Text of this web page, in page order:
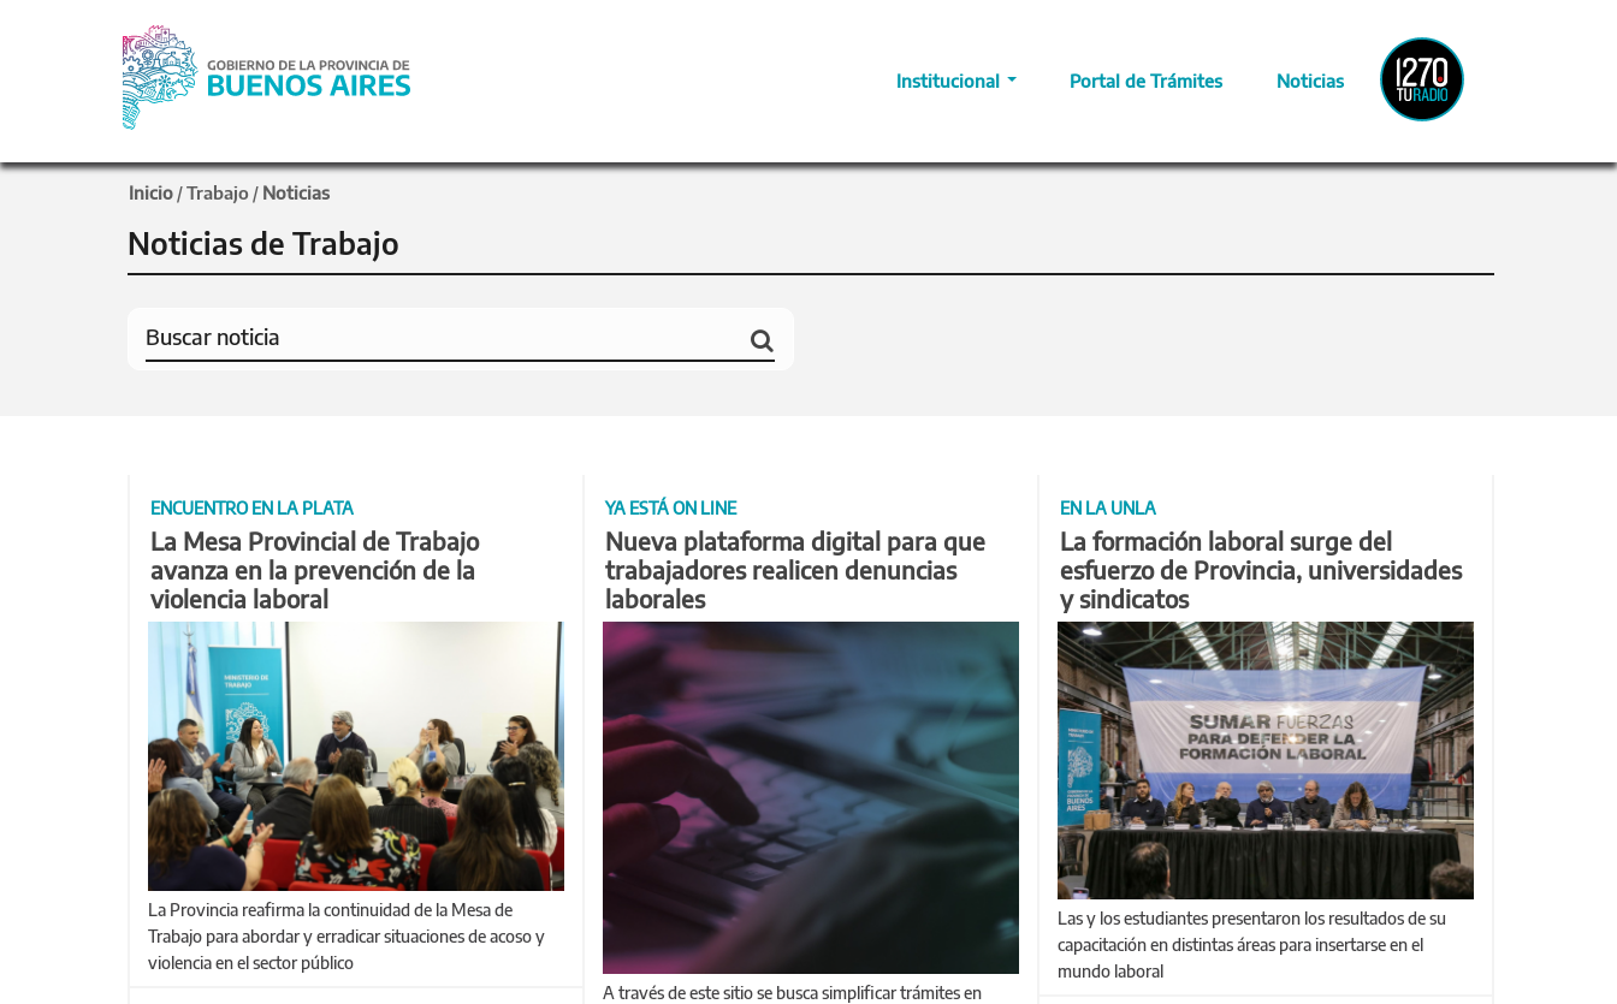
Institucional Portal de Trámites Noticias
Radio
Provincia
Inicio /Trabajo / Noticias
Noticias de Trabajo
ENCUENTRO EN LA PLATA
La Mesa Provincial de Trabajo
avanza en la prevención de la
violencia laboral
La Provincia reafirma la continuidad de la Mesa de
Trabajo para abordar y erradicar situaciones de acoso y
violencia en el sector público
YA ESTÁ ON LINE
Nueva plataforma digital para que
trabajadores realicen denuncias
laborales
A través de este sitio se busca simplificar trámites en
EN LA UNLA
La formación laboral surge del
esfuerzo de Provincia, universidades
y sindicatos
Las y los estudiantes presentaron los resultados de su
capacitación en distintas áreas para insertarse en el
mundo laboral